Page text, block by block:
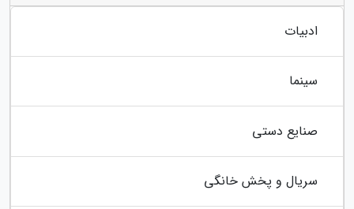
ادبیات
سینما
صنایع دستی
سریال و پخش خانگی